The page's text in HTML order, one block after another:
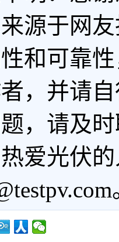
源于网
和可靠
，并请
，请及
爱光伏